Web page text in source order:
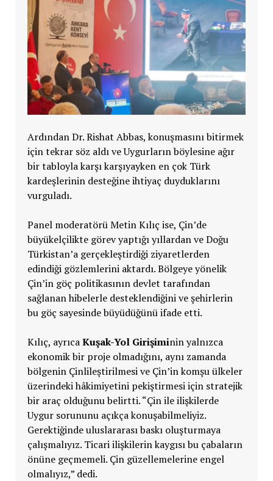
Ardından Dr. Rishat Abbas, konuşmasını bitirmek
için tekrar söz aldı ve Uygurların böylesine ağır
bir tabloyla karşı karşıyayken en çok Türk
kardeşlerinin desteğine ihtiyaç duyduklarını
vurguladı.
Panel moderatörü Metin Kılıç ise, Çin’de
büyükelçilikte görev yaptığı yıllardan ve Doğu
Türkistan’a gerçekleştirdiği ziyaretlerden
edindiği gözlemlerini aktardı. Bölgeye yönelik
Çin’in göç politikasının devlet tarafından
sağlanan hibelerle desteklendiğini ve şehirlerin
bu göç sayesinde büyüdüğünü ifade etti.
Kılıç, ayrıcaKuşak-Yol Girişiminin yalnızca
ekonomik bir proje olmadığını, aynı zamanda
bölgenin Çinlileştirilmesi ve Çin’in komşu ülkeler
üzerindeki hâkimiyetini pekiştirmesi için stratejik
bir araç olduğunu belirtti. “Çin ile ilişkilerde
Uygur sorununu açıkça konuşabilmeliyiz.
Gerektiğinde uluslararası baskı oluşturmaya
çalışmalıyız. Ticari ilişkilerin kaygısı bu çabaların
önüne geçmemeli. Çin güzellemelerine engel
olmalıyız,” dedi.